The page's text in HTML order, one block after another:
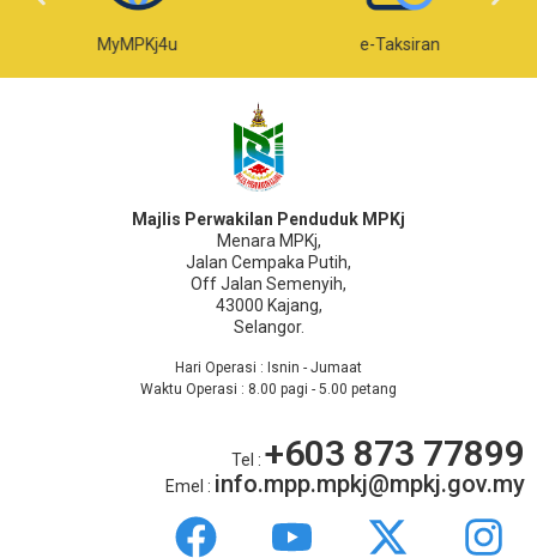
MyMPKj4u e-Taksiran
Majlis Perwakilan Penduduk MPKj
Menara MPKj,
Jalan Cempaka Putih,
Off Jalan Semenyih,
43000 Kajang,
Selangor.
Hari Operasi : Isnin - Jumaat
Waktu Operasi : 8.00 pagi - 5.00 petang
Tel : +603 873 77899
Emel : info.mpp.mpkj@mpkj.gov.my